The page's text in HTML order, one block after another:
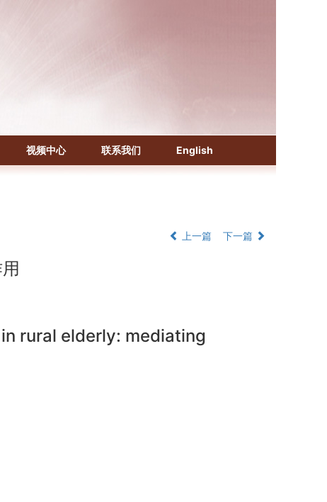
《生物学文摘（BA）》
《中国医学文摘》各分册
《中国药学文摘》
视频中心 联系我们 English
上一篇 下一篇
rural elderly: mediating